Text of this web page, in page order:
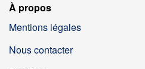
À propos
Mentions légales
Nous contacter